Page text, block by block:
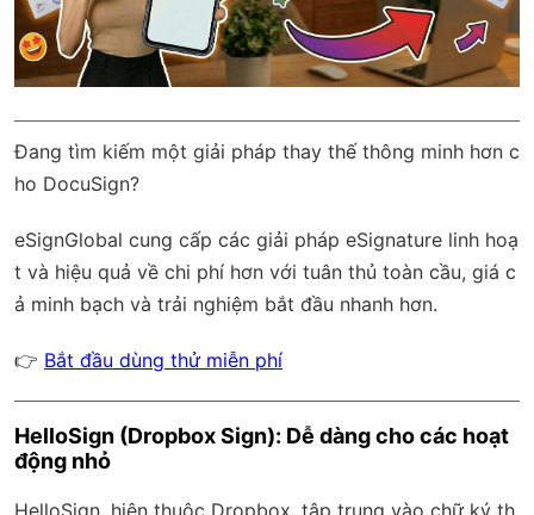
Đang tìm kiếm một giải pháp thay thế thông minh hơn c
ho DocuSign?
eSignGlobal cung cấp các giải pháp eSignature linh hoạ
t và hiệu quả về chi phí hơn với tuân thủ toàn cầu, giá c
ả minh bạch và trải nghiệm bắt đầu nhanh hơn.
👉 Bắt đầu dùng thử miễn phí
HelloSign (Dropbox Sign): Dễ dàng cho các hoạt
động nhỏ
HelloSign, hiện thuộc Dropbox, tập trung vào chữ ký th